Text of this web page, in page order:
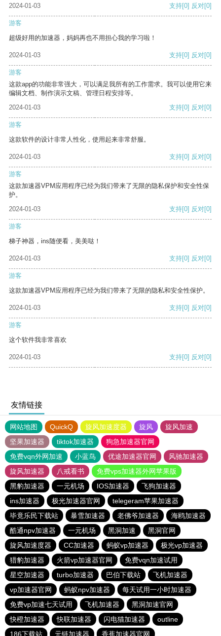
2024-01-03 支持[0] 反对[0]
游客
超级好用的加速器，妈妈再也不用担心我的学习啦！
2024-01-03 支持[0] 反对[0]
游客
这款app的功能非常强大，可以满足我所有的工作需求。我可以使用它来
编辑文档、制作演示文稿、管理日程安排等。
2024-01-03
支持[0] 反对[0]
游客
这款软件的设计非常人性化，使用起来非常舒服。
2024-01-03 支持[0] 反对[0]
游客
这款加速器VPM应用程序已经为我们带来了无限的隐私保护和安全性保
护。
2024-01-03
支持[0] 反对[0]
游客
梯子神器，ins随便看，美美哒！
2024-01-03 支持[0] 反对[0]
游客
这款加速器VPM应用程序已经为我们带来了无限的隐私和安全性保护。
2024-01-03 支持[0] 反对[0]
游客
这个软件我非常喜欢
2024-01-03 支持[0] 反对[0]
友情链接
网站地图 QuickQ 旋风加速度器 旋风
旋风加速
坚果加速器
tiktok加速器
狗急加速器官网
免费vqn外网加速
小蓝鸟 优途加速器官网
风驰加速器
旋风加速器
八戒看书
免费vps加速器外网苹果版
黑豹加速器
一元机场 IOS加速器
飞狗加速器
ins加速器
极光加速器官网
telegeram苹果加速器
毕竟乐民下载站
暴雪加速器 老佛爷加速器
海鸥加速器
酷通npv加速器
一元机场 黑洞加速
黑洞官网
旋风加速度器
CC加速器 蚂蚁vp加速器
极光vp加速器
猎豹加速器
火箭vp加速器官网
免费vqn加速试用
星空加速器
turbo加速器 巴伯下载站
飞机加速器
vp加速器官网
蚂蚁npv加速器
每天试用一小时加速器
免费vp加速七天试用
飞机加速器
黑洞加速官网
快橙加速器
快联加速器 闪电猫加速器
outline
186下载站
元链加速器 香蕉加速器官网